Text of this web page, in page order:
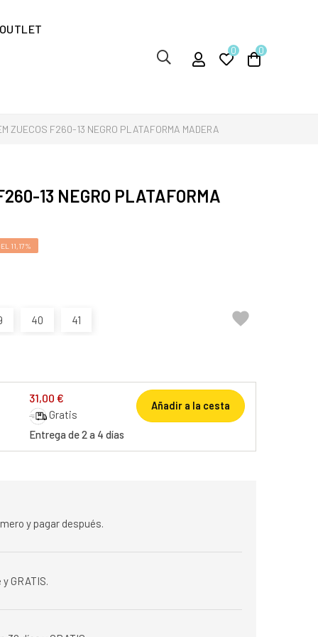
OUTLET
0 0
ZUECOS F260-13 NEGRO PLATAFORMA MADERA
13 NEGRO PLATAFORMA
11,17%
40 41 
31,00 €
Gratis
Entrega de 2 a 4 días
Añadir a la cesta
y pagar después.
GRATIS.